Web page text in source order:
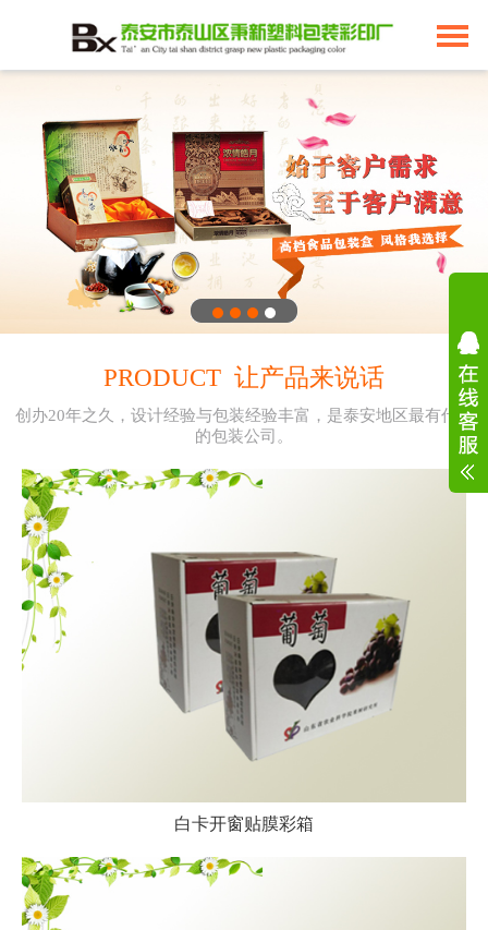
PRODUCT 让产品来说话
创办20年之久，设计经验与包装经验丰富，是泰安地区最有代表
的包装公司。
白卡开窗贴膜彩箱